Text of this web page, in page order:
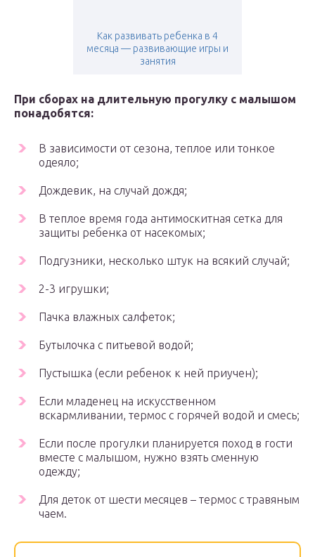
Как развивать ребенка в 4
месяца — развивающие игры и
занятия
При сборах на длительную прогулку с малышом
понадобятся:
В зависимости от сезона, теплое или тонкое
одеяло;
Дождевик, на случай дождя;
В теплое время года антимоскитная сетка для
защиты ребенка от насекомых;
Подгузники, несколько штук на всякий случай;
2-3 игрушки;
Пачка влажных салфеток;
Бутылочка с питьевой водой;
Пустышка (если ребенок к ней приучен);
Если младенец на искусственном
вскармливании, термос с горячей водой и смесь;
Если после прогулки планируется поход в гости
вместе с малышом, нужно взять сменную
одежду;
Для деток от шести месяцев – термос с травяным
чаем.